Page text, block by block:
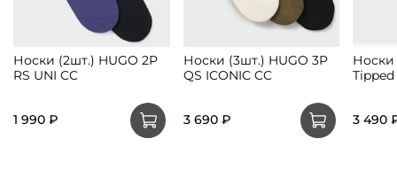
Носки (2шт.) HUGO 2P
RS UNI CC
1 990 ₽
Носки (3шт.) HUGO 3P
QS ICONIC CC
3 690 ₽
Носки
3 490